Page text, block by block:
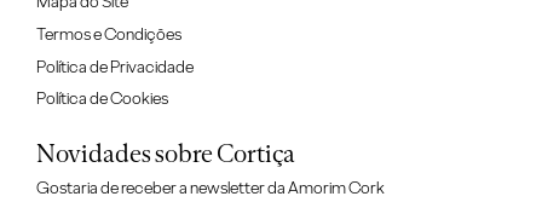
Termos e Condições
Política de Privacidade
Política de Cookies
Novidades sobre Cortiça
Gostaria de receber a newsletter da Amorim Cork